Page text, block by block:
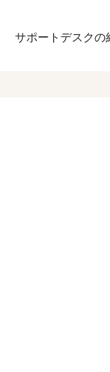
サポートデスクの